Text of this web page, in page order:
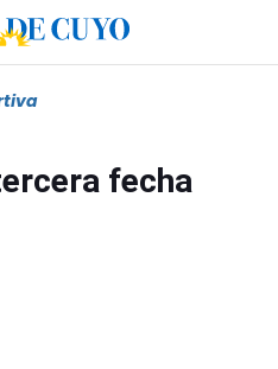
fecha